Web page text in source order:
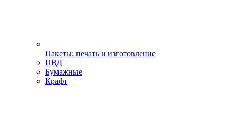
Пакеты: печать и изготовление
ПВД
Бумажные
Крафт